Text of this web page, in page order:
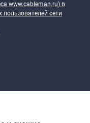
www.cableman.ru) в
сети